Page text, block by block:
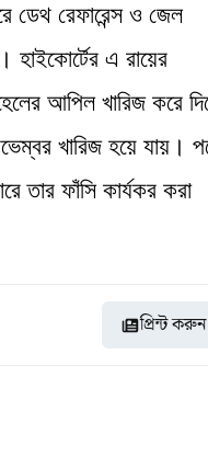
ডেথ রেফারেন্স ও জেল
হাইকোর্টের এ রায়ের
আপিল খারিজ করে
খারিজ হয়ে যায়।
তার ফাঁসি কার্যকর করা
প্রিন্ট করুন